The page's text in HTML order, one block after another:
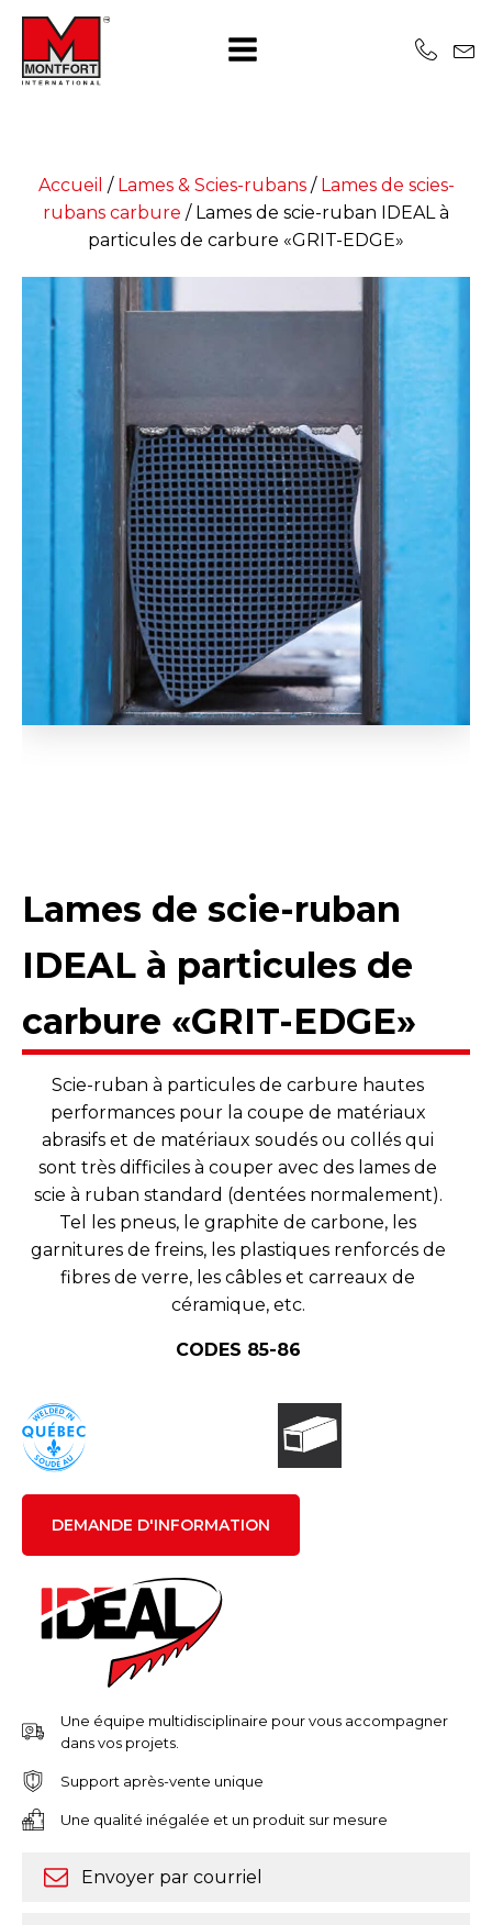
Accueil / Lames & Scies-rubans/ Lames de scies-
rubans carbure / Lames de scie-ruban IDEAL à
particules de carbure «GRIT-EDGE»
Lames de scie-ruban
IDEAL à particules de
carbure «GRIT-EDGE»
Scie-ruban à particules de carbure hautes
performances pour la coupe de matériaux
abrasifs et de matériaux soudés ou collés qui
sont très difficiles à couper avec des lames de
scie à ruban standard (dentées normalement).
Tel les pneus, le graphite de carbone, les
garnitures de freins, les plastiques renforcés de
fibres de verre, les câbles et carreaux de
céramique, etc.
CODES 85-86
DEMANDE D'INFORMATION
Une équipe multidisciplinaire pour vous accompagner
dans vos projets.
Support après-vente unique
Une qualité inégalée et un produit sur mesure
Envoyer par courriel